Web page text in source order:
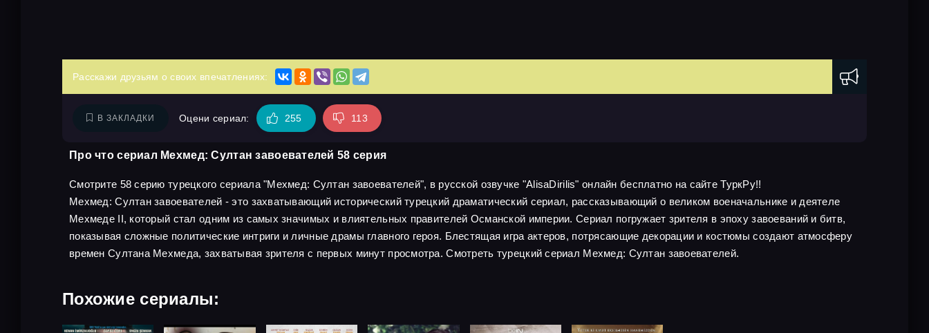
Расскажи друзьям о своих впечатлениях:
В ЗАКЛАДКИ Оцени сериал: 255 113
Про что сериал Мехмед: Султан завоевателей 58 серия
Смотрите 58 серию турецкого сериала "Мехмед: Султан завоевателей", в русской озвучке "AlisaDirilis" онлайн бесплатно на сайте ТуркРу!!
Мехмед: Султан завоевателей - это захватывающий исторический турецкий драматический сериал, рассказывающий о великом военачальнике и деятеле
Мехмеде II, который стал одним из самых значимых и влиятельных правителей Османской империи. Сериал погружает зрителя в эпоху завоеваний и битв,
показывая сложные политические интриги и личные драмы главного героя. Блестящая игра актеров, потрясающие декорации и костюмы создают атмосферу
времен Султана Мехмеда, захватывая зрителя с первых минут просмотра. Смотреть турецкий сериал Мехмед: Султан завоевателей.
Похожие сериалы: